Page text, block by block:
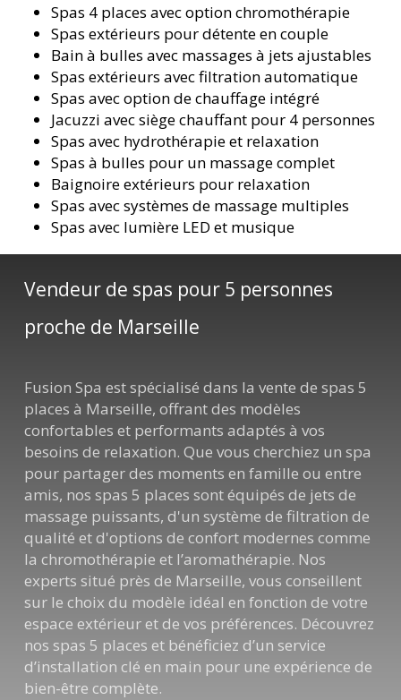
Spas 4 places avec option chromothérapie
Spas extérieurs pour détente en couple
Bain à bulles avec massages à jets ajustables
Spas extérieurs avec filtration automatique
Spas avec option de chauffage intégré
Jacuzzi avec siège chauffant pour 4 personnes
Spas avec hydrothérapie et relaxation
Spas à bulles pour un massage complet
Baignoire extérieurs pour relaxation
Spas avec systèmes de massage multiples
Spas avec lumière LED et musique
Vendeur de spas pour 5 personnes
proche de Marseille
Fusion Spa est spécialisé dans la vente de spas 5
places à Marseille, offrant des modèles
confortables et performants adaptés à vos
besoins de relaxation. Que vous cherchiez un spa
pour partager des moments en famille ou entre
amis, nos spas 5 places sont équipés de jets de
massage puissants, d'un système de filtration de
qualité et d'options de confort modernes comme
la chromothérapie et l’aromathérapie. Nos
experts situé près de Marseille, vous conseillent
sur le choix du modèle idéal en fonction de votre
espace extérieur et de vos préférences. Découvrez
nos spas 5 places et bénéficiez d’un service
d’installation clé en main pour une expérience de
bien-être complète.